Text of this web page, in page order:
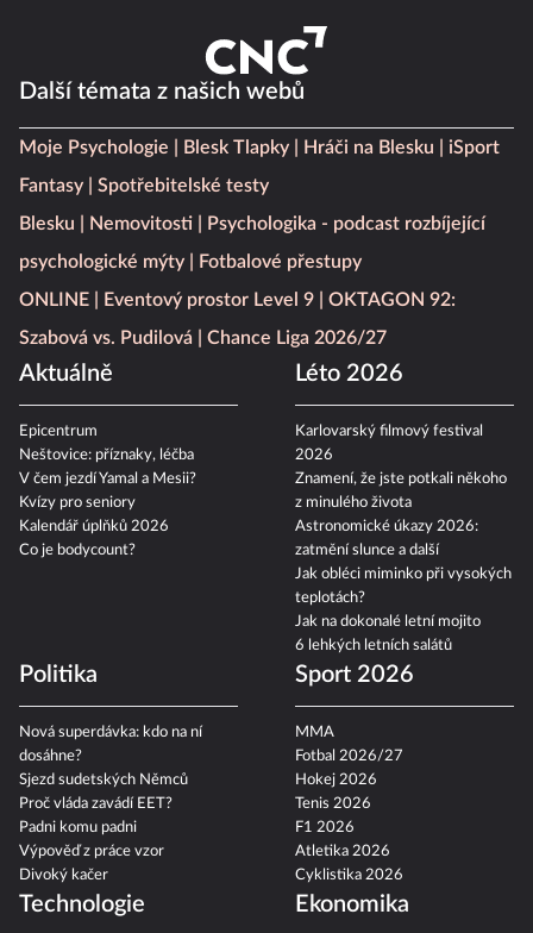
Další témata z našich webů
Moje Psychologie Blesk Tlapky Hráči na Blesku
iSport
Fantasy
Spotřebitelské testy
Blesku
Nemovitosti
Psychologika - podcast rozbíjející
psychologické mýty
Fotbalové přestupy
ONLINE
Eventový prostor Level 9
OKTAGON 92:
Szabová vs. Pudilová
Chance Liga 2026/27
Aktuálně
Epicentrum
Neštovice: příznaky, léčba
V čem jezdí Yamal a Mesii?
Kvízy pro seniory
Kalendář úplňků 2026
Co je bodycount?
Léto 2026
Karlovarský filmový festival
2026
Znamení, že jste potkali někoho
z minulého života
Astronomické úkazy 2026:
zatmění slunce a další
Jak obléci miminko při vysokých
teplotách?
Jak na dokonalé letní mojito
6 lehkých letních salátů
Politika
Nová superdávka: kdo na ní
dosáhne?
Sjezd sudetských Němců
Proč vláda zavádí EET?
Padni komu padni
Výpověď z práce vzor
Divoký kačer
Sport 2026
MMA
Fotbal 2026/27
Hokej 2026
Tenis 2026
F1 2026
Atletika 2026
Cyklistika 2026
Technologie Ekonomika